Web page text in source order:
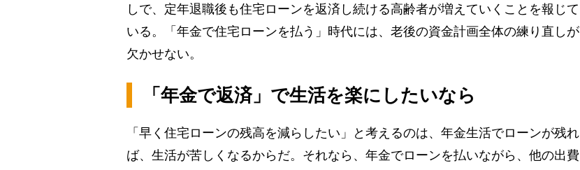
しで、定年退職後も住宅ローンを返済し続ける高齢者が増えていくことを報じて
いる。「年金で住宅ローンを払う」時代には、老後の資金計画全体の練り直しが
欠かせない。
「年金で返済」で生活を楽にしたいなら
「早く住宅ローンの残高を減らしたい」と考えるのは、年金生活でローンが残れ
ば、生活が苦しくなるからだ。それなら、年金でローンを払いながら、他の出費